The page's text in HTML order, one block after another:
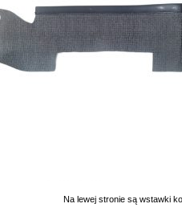
Na lewej stronie są wstawki